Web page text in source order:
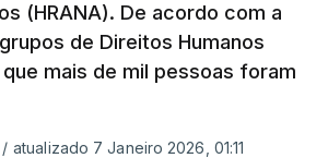
(HRANA). De acordo com a
de Direitos Humanos
mais de mil pessoas foram
/ atualizado 7 Janeiro 2026, 01:11